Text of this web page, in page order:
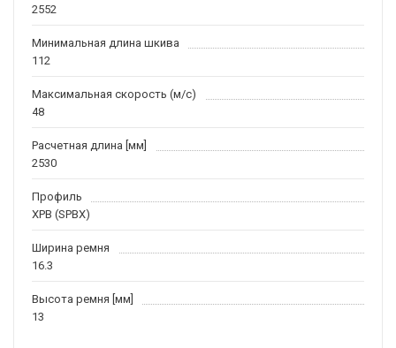
2552
Минимальная длина шкива
112
Максимальная скорость (м/c)
48
Расчетная длина [мм]
2530
Профиль
XPB (SPBX)
Ширина ремня
16.3
Высота ремня [мм]
13